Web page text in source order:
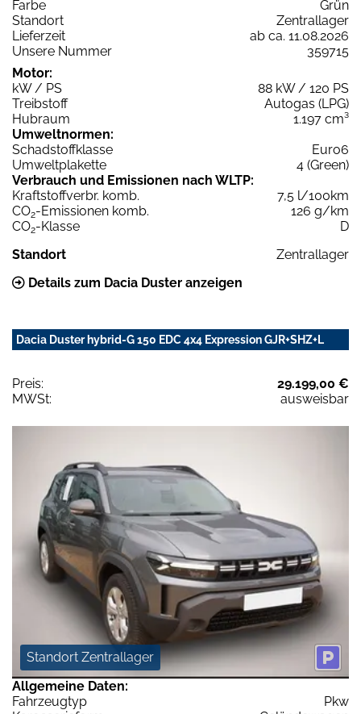
Farbe
Grün
Standort
Zentrallager
Lieferzeit
ab ca. 11.08.2026
Unsere Nummer
359715
Motor:
kW / PS
88 kW / 120 PS
Treibstoff
Autogas (LPG)
Hubraum
1.197 cm³
Umweltnormen:
Schadstoffklasse
Euro6
Umweltplakette
4 (Green)
Verbrauch und Emissionen nach WLTP:
Kraftstoffverbr. komb.
7,5 l/100km
CO2-Emissionen komb.
126 g/km
CO2-Klasse
D
Standort
Zentrallager
Details zum Dacia Duster anzeigen
Dacia Duster hybrid-G 150 EDC 4x4 Expression GJR+SHZ+L
Preis:
29.199,00 €
MWSt:
ausweisbar
Standort Zentrallager
Allgemeine Daten:
Fahrzeugtyp
Pkw